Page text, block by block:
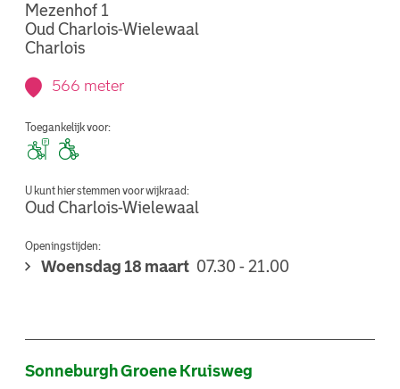
Mezenhof 1
Oud Charlois-Wielewaal
Charlois
566 meter
Toegankelijk voor:
U kunt hier stemmen voor wijkraad:
Oud Charlois-Wielewaal
Openingstijden:
Woensdag 18 maart 07.30 - 21.00
Sonneburgh Groene Kruisweg